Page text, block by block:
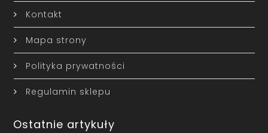
Kontakt
Mapa strony
Polityka prywatności
Regulamin sklepu
Ostatnie artykuły